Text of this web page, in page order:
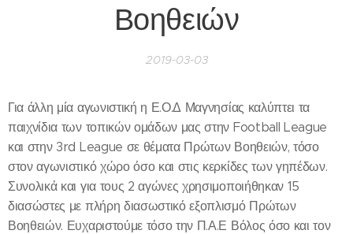
Βοηθειών
2019-03-03
Για άλλη μία αγωνιστική η Ε.Ο.Δ Μαγνησίας καλύπτει τα
παιχνίδια των τοπικών ομάδων μας στην Football League
και στην 3rd League σε θέματα Πρώτων Βοηθειών, τόσο
στον αγωνιστικό χώρο όσο και στις κερκίδες των γηπέδων.
Συνολικά και για τους 2 αγώνες χρησιμοποιήθηκαν 15
διασώστες με πλήρη διασωστικό εξοπλισμό Πρώτων
Βοηθειών. Ευχαριστούμε τόσο την Π.Α.Ε Βόλος όσο και τον